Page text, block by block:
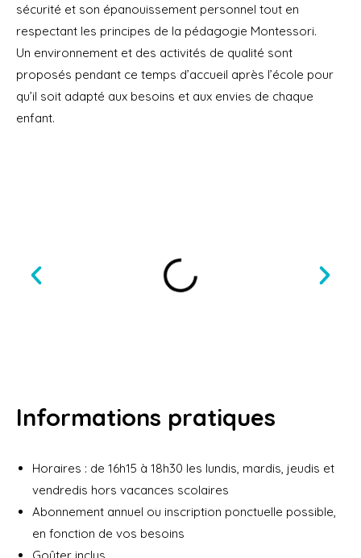
sécurité et son épanouissement personnel tout en
respectant les principes de la pédagogie Montessori.
Un environnement et des activités de qualité sont
proposés pendant ce temps d’accueil après l’école pour
qu’il soit adapté aux besoins et aux envies de chaque
enfant.
Informations pratiques
Horaires : de 16h15 à 18h30 les lundis, mardis, jeudis et
vendredis hors vacances scolaires
Abonnement annuel ou inscription ponctuelle possible,
en fonction de vos besoins
Goûter inclus